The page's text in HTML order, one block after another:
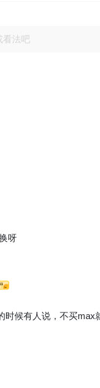
呀
时候有人说，不买max